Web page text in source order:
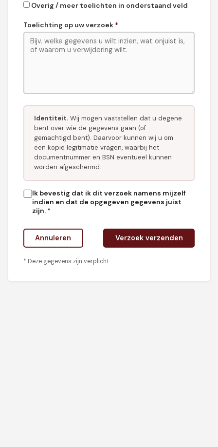
Overig / meer toelichten in onderstaand veld
Toelichting op uw verzoek *
Identiteit.Wij mogen vaststellen dat u degene
bent over wie de gegevens gaan (of
gemachtigd bent). Daarvoor kunnen wij u om
een kopie legitimatie vragen, waarbij het
documentnummer en BSN eventueel kunnen
worden afgeschermd.
Ik bevestig dat ik dit verzoek namens mijzelf
indien en dat de opgegeven gegevens juist
zijn. *
Annuleren Verzoek verzenden
* Deze gegevens zijn verplicht.